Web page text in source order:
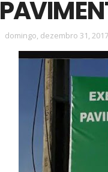
domingo, dezembro 31, 2017